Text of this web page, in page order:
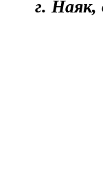
г. Наяк,